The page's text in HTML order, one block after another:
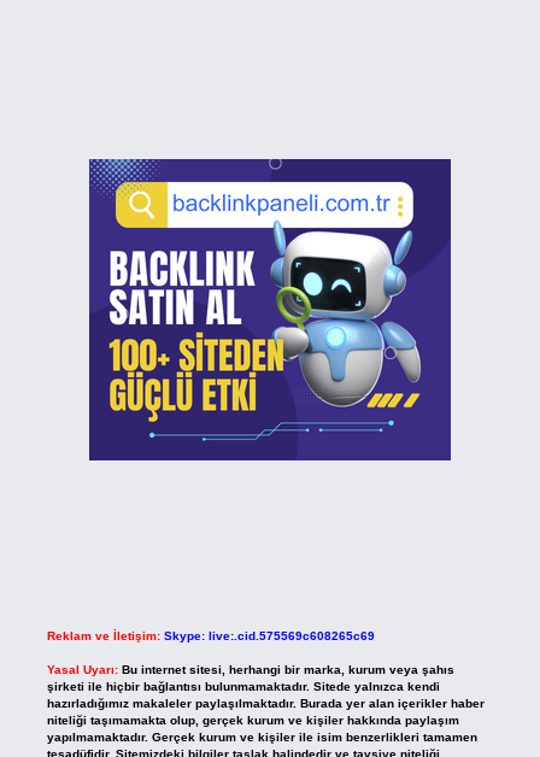
Reklam ve İletişim: Skype: live:.cid.575569c608265c69
Yasal Uyarı: Bu internet sitesi, herhangi bir marka, kurum veya şahıs
şirketi ile hiçbir bağlantısı bulunmamaktadır. Sitede yalnızca kendi
hazırladığımız makaleler paylaşılmaktadır. Burada yer alan içerikler haber
niteliği taşımamakta olup, gerçek kurum ve kişiler hakkında paylaşım
yapılmamaktadır. Gerçek kurum ve kişiler ile isim benzerlikleri tamamen